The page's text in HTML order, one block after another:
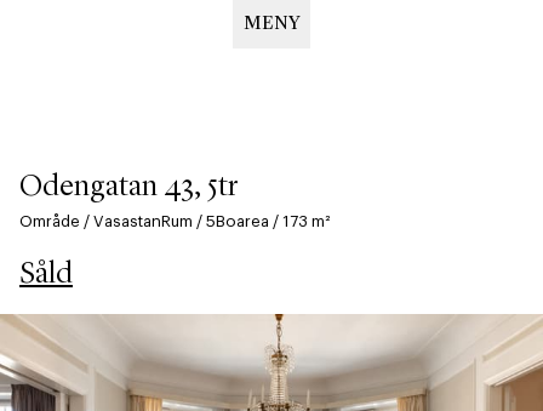
MENY
Odengatan 43, 5tr
Område / VasastanRum / 5Boarea / 173 m²
Såld